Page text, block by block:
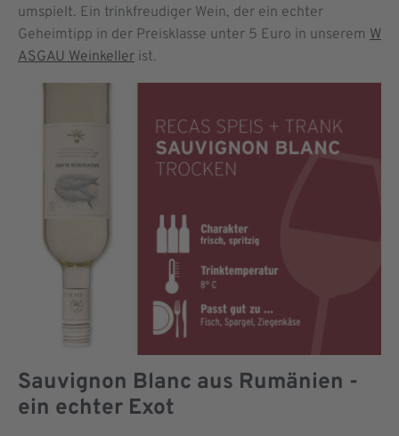
umspielt. Ein trinkfreudiger Wein, der ein echter
Geheimtipp in der Preisklasse unter 5 Euro in unserem W
ASGAU Weinkeller ist.
Sauvignon Blanc aus Rumänien -
ein echter Exot